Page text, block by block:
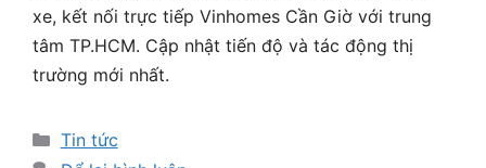
xe, kết nối trực tiếp Vinhomes Cần Giờ với trung
tâm TP.HCM. Cập nhật tiến độ và tác động thị
trường mới nhất.
Danh
mục
Tin tức